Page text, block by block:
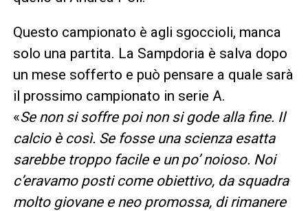
Questo campionato è agli sgoccioli, manca
solo una partita. La Sampdoria è salva dopo
un mese sofferto e può pensare a quale sarà
il prossimo campionato in serie A.
«Se non si soffre poi non si gode alla fine. Il
calcio è così. Se fosse una scienza esatta
sarebbe troppo facile e un po’ noioso. Noi
c’eravamo posti come obiettivo, da squadra
molto giovane e neo promossa, di rimanere